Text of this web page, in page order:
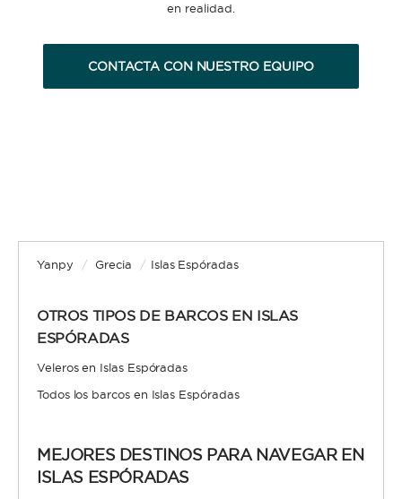
en realidad.
CONTACTA CON NUESTRO EQUIPO
Yanpy / Grecia / Islas Espóradas
OTROS TIPOS DE BARCOS EN ISLAS
ESPÓRADAS
Veleros en Islas Espóradas
Todos los barcos en Islas Espóradas
MEJORES DESTINOS PARA NAVEGAR EN
ISLAS ESPÓRADAS